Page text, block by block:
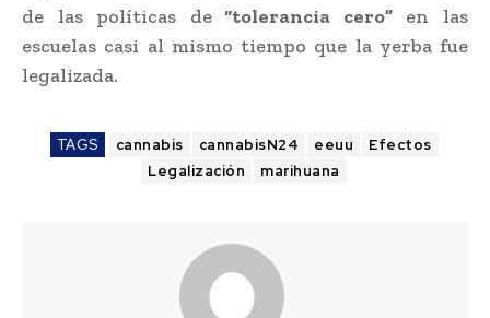
de las políticas de“tolerancia cero”en las
escuelas casi al mismo tiempo que la yerba fue
legalizada.
TAGS cannabis cannabisN24 eeuu
Efectos
Legalización
marihuana